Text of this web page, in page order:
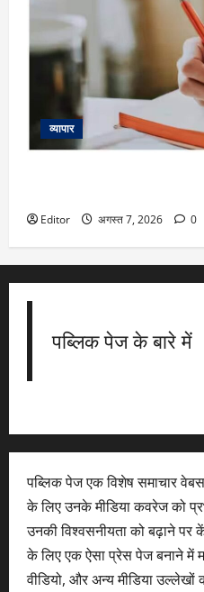
व्यापार
Editor अगस्त 7, 2026 0
पब्लिक पेज के बारे में
पब्लिक पेज एक विशेष समाचार
के लिए उनके मीडिया कवरेज को
उनकी विश्वसनीयता को बढ़ाने पर
के लिए एक ऐसा प्रेस पेज बनाने
वीडियो, और अन्य मीडिया